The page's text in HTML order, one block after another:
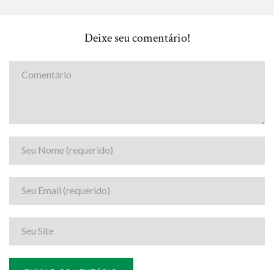
Deixe seu comentário!